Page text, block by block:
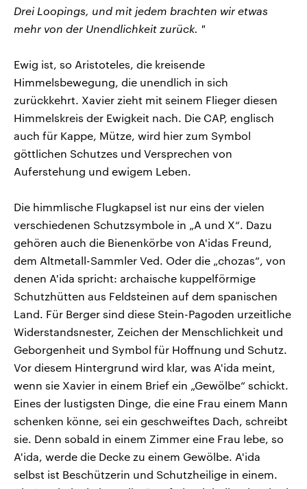
Drei Loopings, und mit jedem brachten wir etwas
mehr von der Unendlichkeit zurück. "
Ewig ist, so Aristoteles, die kreisende
Himmelsbewegung, die unendlich in sich
zurückkehrt. Xavier zieht mit seinem Flieger diesen
Himmelskreis der Ewigkeit nach. Die CAP, englisch
auch für Kappe, Mütze, wird hier zum Symbol
göttlichen Schutzes und Versprechen von
Auferstehung und ewigem Leben.
Die himmlische Flugkapsel ist nur eins der vielen
verschiedenen Schutzsymbole in „A und X“. Dazu
gehören auch die Bienenkörbe von A'idas Freund,
dem Altmetall-Sammler Ved. Oder die „chozas“, von
denen A'ida spricht: archaische kuppelförmige
Schutzhütten aus Feldsteinen auf dem spanischen
Land. Für Berger sind diese Stein-Pagoden urzeitliche
Widerstandsnester, Zeichen der Menschlichkeit und
Geborgenheit und Symbol für Hoffnung und Schutz.
Vor diesem Hintergrund wird klar, was A'ida meint,
wenn sie Xavier in einem Brief ein „Gewölbe“ schickt.
Eines der lustigsten Dinge, die eine Frau einem Mann
schenken könne, sei ein geschweiftes Dach, schreibt
sie. Denn sobald in einem Zimmer eine Frau lebe, so
A'ida, werde die Decke zu einem Gewölbe. A'ida
selbst ist Beschützerin und Schutzheilige in einem.